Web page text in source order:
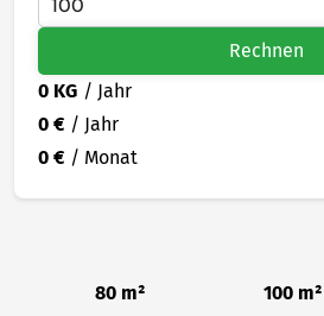
Rechnen
0 KG / Jahr
0 € / Jahr
0 € / Monat
80 m² 100 m²